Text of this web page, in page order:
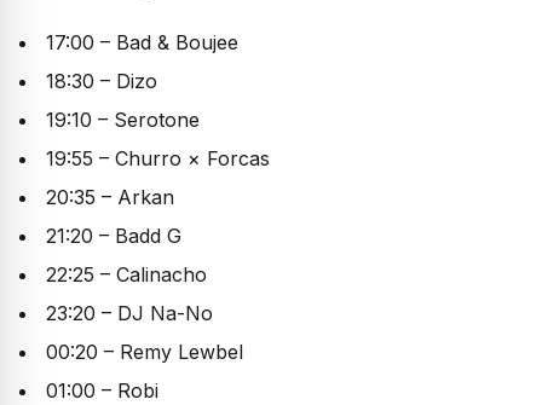
17:00 – Bad & Boujee
18:30 – Dizo
19:10 – Serotone
19:55 – Churro × Forcas
20:35 – Arkan
21:20 – Badd G
22:25 – Calinacho
23:20 – DJ Na-No
00:20 – Remy Lewbel
01:00 – Robi